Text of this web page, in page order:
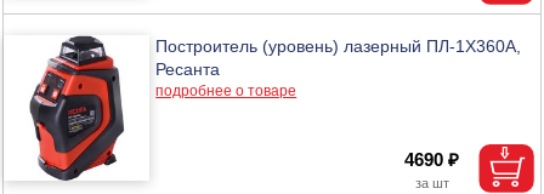
Построитель (уровень) лазерный ПЛ-1Х360А,
Ресанта
подробнее о товаре
4690 ₽